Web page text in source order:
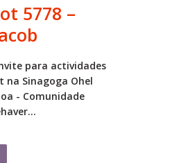
5778 –
para actividades
na Sinagoga Ohel
- Comunidade